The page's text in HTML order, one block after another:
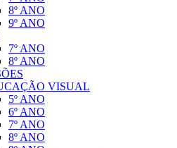
8º ANO
9º ANO
7º ANO
8º ANO
VISUAL
5º ANO
6º ANO
7º ANO
8º ANO